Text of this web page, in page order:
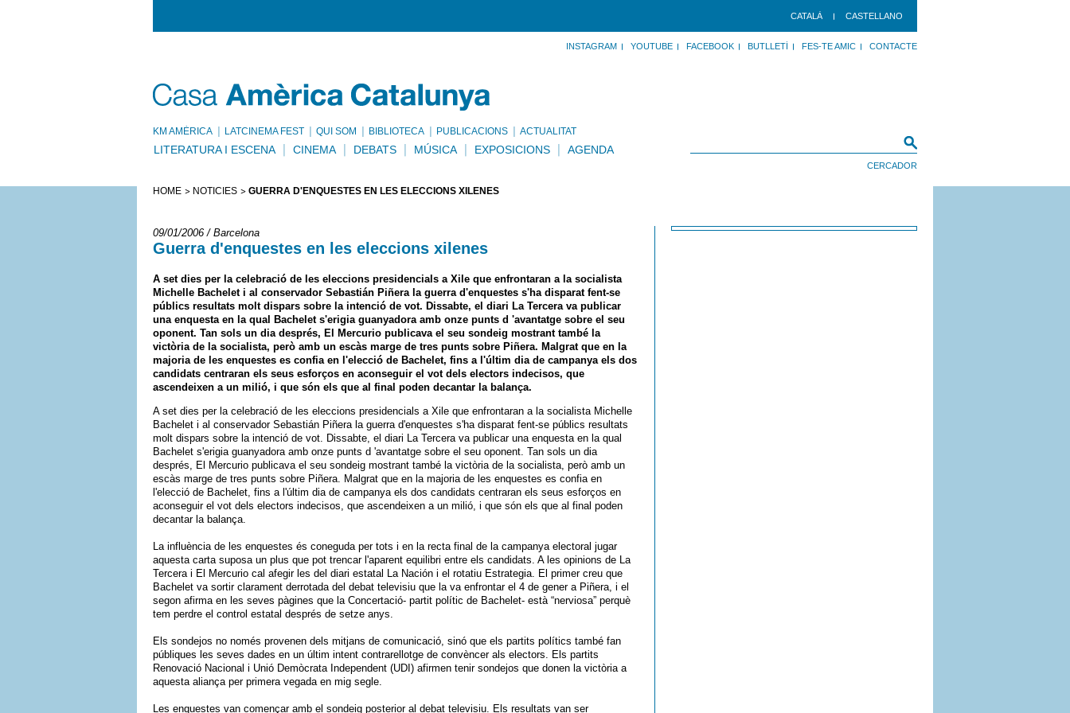
CATALÀ CASTELLANO
INSTAGRAM YOUTUBE FACEBOOK BUTLLETÍ FES-TE AMIC CONTACTE
KM AMÈRICA LATCINEMA FEST QUI SOM BIBLIOTECA PUBLICACIONS ACTUALITAT
LITERATURA I ESCENA CINEMA DEBATS MÚSICA EXPOSICIONS AGENDA
HOME NOTÍCIES GUERRA D'ENQUESTES EN LES ELECCIONS XILENES
09/01/2006 / Barcelona
Guerra d'enquestes en les eleccions xilenes
A set dies per la celebració de les eleccions presidencials a Xile que enfrontaran a la socialista
Michelle Bachelet i al conservador Sebastián Piñera la guerra d'enquestes s'ha disparat fent-se
públics resultats molt dispars sobre la intenció de vot. Dissabte, el diari La Tercera va publicar
una enquesta en la qual Bachelet s'erigia guanyadora amb onze punts d 'avantatge sobre el seu
oponent. Tan sols un dia després, El Mercurio publicava el seu sondeig mostrant també la
victòria de la socialista, però amb un escàs marge de tres punts sobre Piñera. Malgrat que en la
majoria de les enquestes es confia en l'elecció de Bachelet, fins a l'últim dia de campanya els dos
candidats centraran els seus esforços en aconseguir el vot dels electors indecisos, que
ascendeixen a un milió, i que són els que al final poden decantar la balança.
A set dies per la celebració de les eleccions presidencials a Xile que enfrontaran a la socialista Michelle
Bachelet i al conservador Sebastián Piñera la guerra d'enquestes s'ha disparat fent-se públics resultats
molt dispars sobre la intenció de vot. Dissabte, el diari La Tercera va publicar una enquesta en la qual
Bachelet s'erigia guanyadora amb onze punts d 'avantatge sobre el seu oponent. Tan sols un dia
després, El Mercurio publicava el seu sondeig mostrant també la victòria de la socialista, però amb un
escàs marge de tres punts sobre Piñera. Malgrat que en la majoria de les enquestes es confia en
l'elecció de Bachelet, fins a l'últim dia de campanya els dos candidats centraran els seus esforços en
aconseguir el vot dels electors indecisos, que ascendeixen a un milió, i que són els que al final poden
decantar la balança.
La influència de les enquestes és coneguda per tots i en la recta final de la campanya electoral jugar
aquesta carta suposa un plus que pot trencar l'aparent equilibri entre els candidats. A les opinions de La
Tercera i El Mercurio cal afegir les del diari estatal La Nación i el rotatiu Estrategia. El primer creu que
Bachelet va sortir clarament derrotada del debat televisiu que la va enfrontar el 4 de gener a Piñera, i el
segon afirma en les seves pàgines que la Concertació- partit polític de Bachelet- està “nerviosa” perquè
tem perdre el control estatal després de setze anys.
Els sondejos no només provenen dels mitjans de comunicació, sinó que els partits polítics també fan
públiques les seves dades en un últim intent contrarellotge de convèncer als electors. Els partits
Renovació Nacional i Unió Demòcrata Independent (UDI) afirmen tenir sondejos que donen la victòria a
aquesta aliança per primera vegada en mig segle.
Les enquestes van començar amb el sondeig posterior al debat televisiu. Els resultats van ser